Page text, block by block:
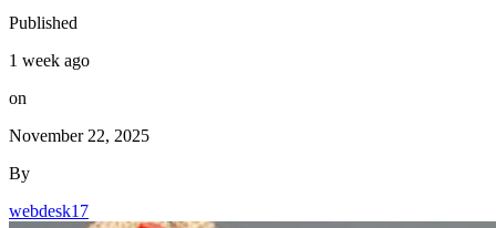
Published
1 week ago
on
November 22, 2025
By
webdesk17